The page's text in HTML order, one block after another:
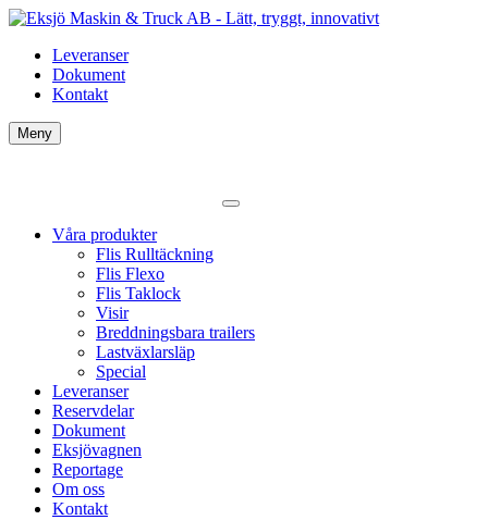
Leveranser
Dokument
Kontakt
Meny
Våra produkter
Flis Rulltäckning
Flis Flexo
Flis Taklock
Visir
Breddningsbara trailers
Lastväxlarsläp
Special
Leveranser
Reservdelar
Dokument
Eksjövagnen
Reportage
Om oss
Kontakt